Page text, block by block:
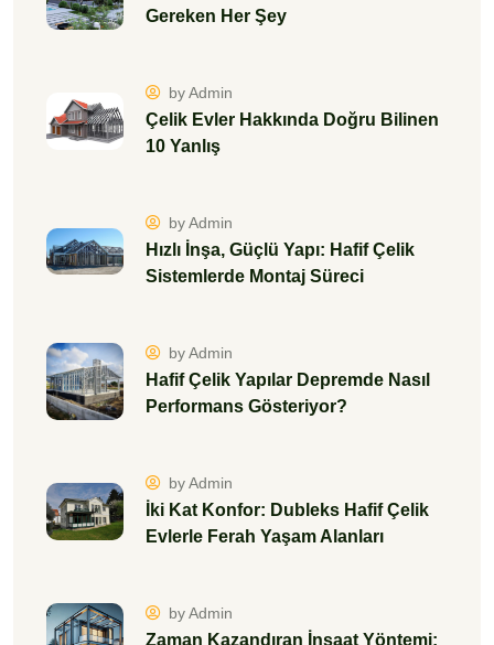
Gereken Her Şey
by Admin
Çelik Evler Hakkında Doğru Bilinen
10 Yanlış
by Admin
Hızlı İnşa, Güçlü Yapı: Hafif Çelik
Sistemlerde Montaj Süreci
by Admin
Hafif Çelik Yapılar Depremde Nasıl
Performans Gösteriyor?
by Admin
İki Kat Konfor: Dubleks Hafif Çelik
Evlerle Ferah Yaşam Alanları
by Admin
Zaman Kazandıran İnşaat Yöntemi: